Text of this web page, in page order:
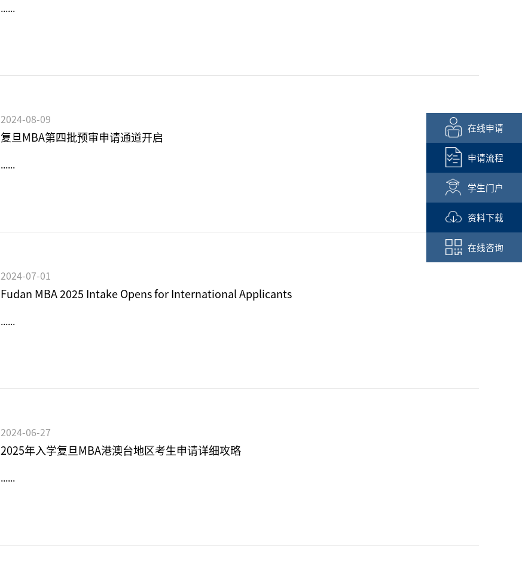
......
2024-08-09
复旦MBA第四批预审申请通道开启
......
2024-07-01
Fudan MBA 2025 Intake Opens for International Applicants
......
2024-06-27
2025年入学复旦MBA港澳台地区考生申请详细攻略
......
在线申请
申请流程
学生门户
资料下载
在线咨询